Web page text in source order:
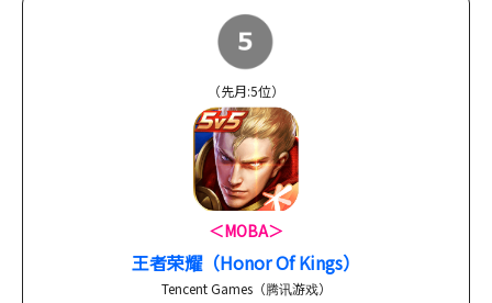
（先月:5位）
＜MOBA＞
王者荣耀（Honor Of Kings）
Tencent Games（腾讯游戏）